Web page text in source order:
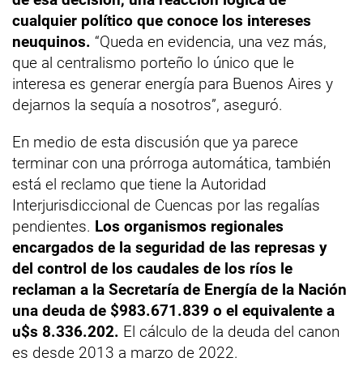
cualquier político que conoce los intereses
neuquinos. “Queda en evidencia, una vez más,
que al centralismo porteño lo único que le
interesa es generar energía para Buenos Aires y
dejarnos la sequía a nosotros”, aseguró.
En medio de esta discusión que ya parece
terminar con una prórroga automática, también
está el reclamo que tiene la Autoridad
Interjurisdiccional de Cuencas por las regalías
pendientes. Los organismos regionales
encargados de la seguridad de las represas y
del control de los caudales de los ríos le
reclaman a la Secretaría de Energía de la Nación
una deuda de $983.671.839 o el equivalente a
u$s 8.336.202. El cálculo de la deuda del canon
es desde 2013 a marzo de 2022.